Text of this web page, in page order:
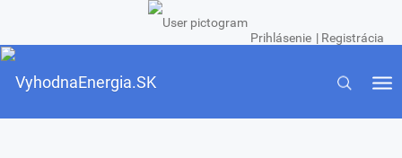
Prihlásenie | Registrácia
Toggle